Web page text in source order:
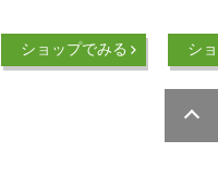
ト 化粧崩れ防止 メ
イク崩れ防止スプレ
ショップでみる
ィック
イク
シ